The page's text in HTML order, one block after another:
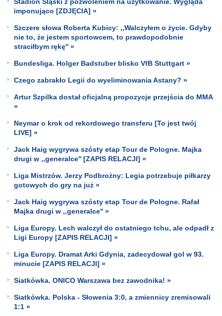
imponująco [ZDJĘCIA] »
Szczere słowa Roberta Kubicy: ,,Walczyłem o życie. Gdyby
nie to, że jestem sportowcem, to prawdopodobnie
straciłbym rękę'' »
Bundesliga. Holger Badstuber blisko VfB Stuttgart »
Czego zabrakło Legii do wyeliminowania Astany? »
Artur Szpilka dostał oficjalną propozycje przejścia do MMA
»
Neymar o krok od rekordowego transferu [To jest twój
LIVE] »
Jack Haig wygrywa szósty etap Tour de Pologne. Majka
drugi w ,,generalce'' [ZAPIS RELACJI] »
Liga Mistrzów. Jerzy Podbrożny: Legia potrzebuje piłkarzy
gotowych do gry na już »
Jack Haig wygrywa szósty etap Tour de Pologne. Rafał
Majka drugi w ,,generalce'' »
Liga Europy. Lech walczył do ostatniego tchu, ale odpadł z
Ligi Europy [ZAPIS RELACJI] »
Liga Europy. Dramat Arki Gdynia, zadecydował gol w 93.
minucie [ZAPIS RELACJI] »
Siatkówka. ONICO Warszawa bez zawodnika! »
Siatkówka. Polska - Słowenia 3:0, a zmiennicy zremisowali
1:1 »